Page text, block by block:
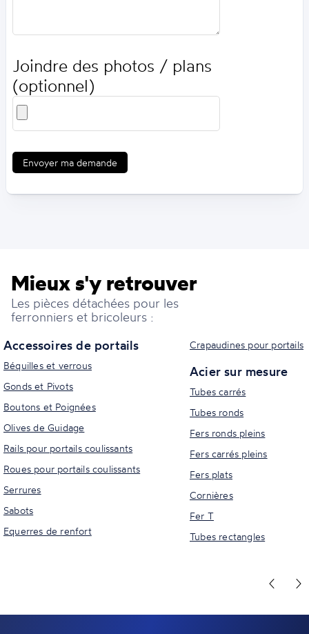
Joindre des photos / plans
(optionnel)
Envoyer ma demande
Mieux s'y retrouver
Les pièces détachées pour les
ferronniers et bricoleurs :
Accessoires de portails
Béquilles et verrous
Gonds et Pivots
Boutons et Poignées
Olives de Guidage
Rails pour portails coulissants
Roues pour portails coulissants
Serrures
Sabots
Equerres de renfort
Crapaudines pour portails
Acier sur mesure
Tubes carrés
Tubes ronds
Fers ronds pleins
Fers carrés pleins
Fers plats
Cornières
Fer T
Tubes rectangles